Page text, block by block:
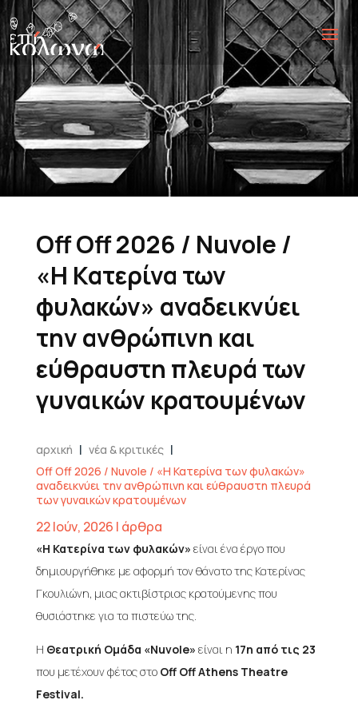
Off Off 2026 / Nuvole /
«Η Κατερίνα των
φυλακών» αναδεικνύει
την ανθρώπινη και
εύθραυστη πλευρά των
γυναικών κρατουμένων
αρχική | νέα & κριτικές |
Off Off 2026 / Nuvole / «Η Κατερίνα των φυλακών»
αναδεικνύει την ανθρώπινη και εύθραυστη πλευρά
των γυναικών κρατουμένων
22 Ιούν, 2026 | άρθρα
«Η Κατερίνα των φυλακών» είναι ένα έργο που
δημιουργήθηκε με αφορμή τον θάνατο της Κατερίνας
Γκουλιώνη, μιας ακτιβίστριας κρατούμενης που
θυσιάστηκε για τα πιστεύω της.
Η Θεατρική Ομάδα «Nuvole» είναι η 17η από τις 23
που μετέχουν φέτος στο Off Off Athens Theatre
Festival.